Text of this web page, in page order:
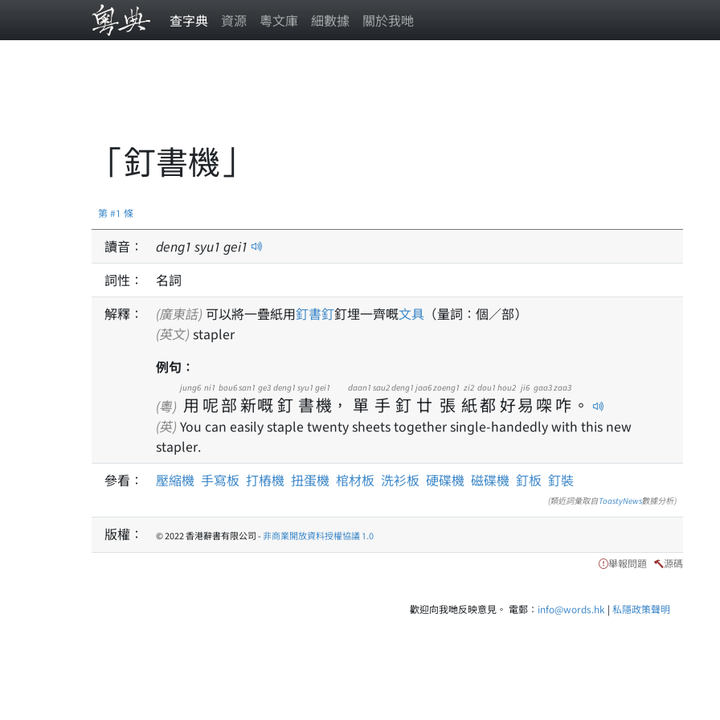
查字典 資源 粵文庫 細數據 關於我哋
「釘書機」
第 #1 條
讀音： deng1 syu1 gei1
詞性：
名詞
解釋：
(廣東話) 可以將一疊紙用釘書釘釘埋一齊嘅文具 （量詞：個／部）
(英文) stapler
例句：
(粵) 用
jung6
呢
ni1
部
bou6
新
san1
嘅
ge3
釘
deng1
書
syu1
機
gei1
， 單
daan1
手
sau2
釘
deng1
廿
jaa6
張
zoeng1
紙
zi2
都
dou1
好
hou2
易
ji6
㗎
gaa3
咋
zaa3
。
(英) You can easily staple twenty sheets together single-handedly with this new
stapler.
參看：
壓縮機 手寫板 打樁機 扭蛋機 棺材板 洗衫板 硬碟機 磁碟機 釘板 釘裝
(類近詞彙取自ToastyNews數據分析)
版權： © 2022 香港辭書有限公司 -非商業開放資料授權協議 1.0
舉報問題 源碼
歡迎向我哋反映意見。 電郵： info@words.hk | 私隱政策聲明